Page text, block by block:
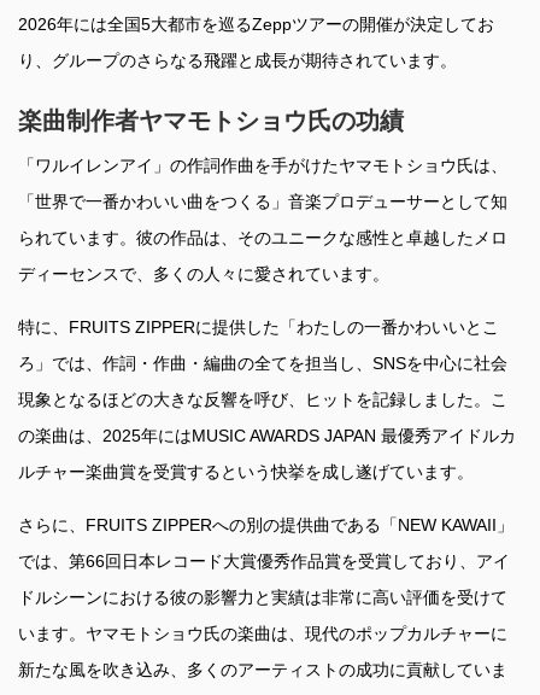
2026年には全国5大都市を巡るZeppツアーの開催が決定してお
り、グループのさらなる飛躍と成長が期待されています。
楽曲制作者ヤマモトショウ氏の功績
「ワルイレンアイ」の作詞作曲を手がけたヤマモトショウ氏は、
「世界で一番かわいい曲をつくる」音楽プロデューサーとして知
られています。彼の作品は、そのユニークな感性と卓越したメロ
ディーセンスで、多くの人々に愛されています。
特に、FRUITS ZIPPERに提供した「わたしの一番かわいいとこ
ろ」では、作詞・作曲・編曲の全てを担当し、SNSを中心に社会
現象となるほどの大きな反響を呼び、ヒットを記録しました。こ
の楽曲は、2025年にはMUSIC AWARDS JAPAN 最優秀アイドルカ
ルチャー楽曲賞を受賞するという快挙を成し遂げています。
さらに、FRUITS ZIPPERへの別の提供曲である「NEW KAWAII」
では、第66回日本レコード大賞優秀作品賞を受賞しており、アイ
ドルシーンにおける彼の影響力と実績は非常に高い評価を受けて
います。ヤマモトショウ氏の楽曲は、現代のポップカルチャーに
新たな風を吹き込み、多くのアーティストの成功に貢献していま